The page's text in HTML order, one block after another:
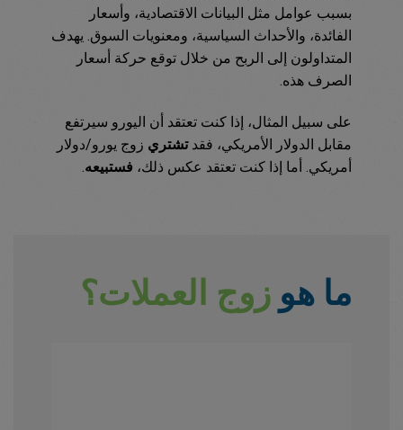
بسبب عوامل مثل البيانات الاقتصادية، وأسعار
الفائدة، والأحداث السياسية، ومعنويات السوق. يهدف
المتداولون إلى الربح من خلال توقع حركة أسعار
الصرف هذه.
على سبيل المثال، إذا كنت تعتقد أن اليورو سيرتفع
مقابل الدولار الأمريكي، فقدتشتري زوج يورو/دولار
أمريكي. أما إذا كنت تعتقد عكس ذلك، فستبيعه
ما هو زوج العملات؟